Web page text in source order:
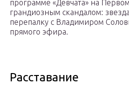
программе «Девчата» на
грандиозным скандалом:
перепалку с Владимиром
прямого эфира.
Расставание